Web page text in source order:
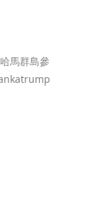
馬群島參